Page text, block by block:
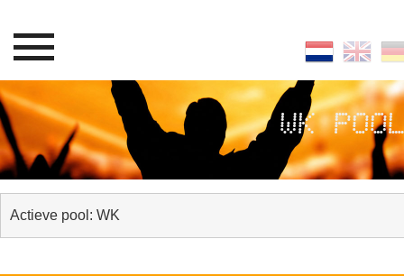
WK